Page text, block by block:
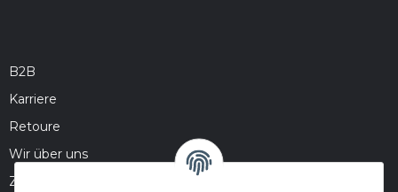
B2B
Karriere
Retoure
Wir über uns
Zahlungsmöglichkeiten